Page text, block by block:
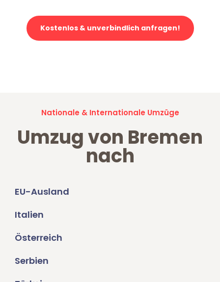
Kostenlos & unverbindlich anfragen!
Nationale & Internationale Umzüge
Umzug von Bremen
nach
EU-Ausland
Italien
Österreich
Serbien